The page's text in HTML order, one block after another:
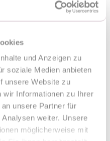
und Anzeigen zu
soziale Medien anbieten
unsere Website zu
wir Informationen zu Ihrer
unsere Partner für
weiter. Unsere
möglicherweise mit
ist der Kinderwagen MoMi
ausgestattet. Die Reflektoren